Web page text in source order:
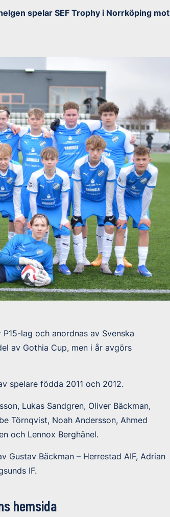
spelar SEF Trophy i Norrköping mot
lag och anordnas av Svenska
av Gothia Cup, men i år avgörs
spelare födda 2011 och 2012.
Lukas Sandgren, Oliver Bäckman,
Törnqvist, Noah Andersson, Ahmed
och Lennox Berghänel.
Gustav Bäckman – Herrestad AIF, Adrian
IF.
hemsida